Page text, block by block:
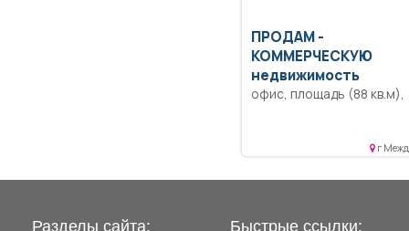
ПРОДАМ -
КОММЕРЧЕСКУЮ
недвижимость
офис, площадь (88 кв.м),
г
Разделы сайта: Быстрые ссылки: